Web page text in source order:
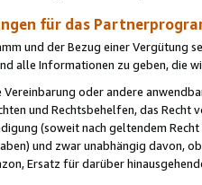
für das
und der Bezug einer Vergütung
alle Informationen zu geben, die
Vereinbarung oder andere
und Rechtsbehelfen, das
(soweit nach geltendem
und zwar unabhängig davon,
Ersatz für darüber